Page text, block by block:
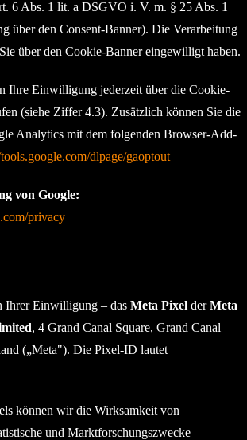
6 Abs. 1 lit. a DSGVO i. V. m. § 25 Abs. 1
über den Consent-Banner). Die Verarbeitung
über den Cookie-Banner eingewilligt haben.
Ihre Einwilligung jederzeit über die Cookie-
(siehe Ziffer 4.3). Zusätzlich können Sie die
Analytics mit dem folgenden Browser-Add-
dlpage/gaoptout
von Google:
privacy
Ihrer Einwilligung – das Meta Pixel derMeta
, 4 Grand Canal Square, Grand Canal
(„Meta"). Die Pixel-ID lautet
können wir die Wirksamkeit von
und Marktforschungszwecke